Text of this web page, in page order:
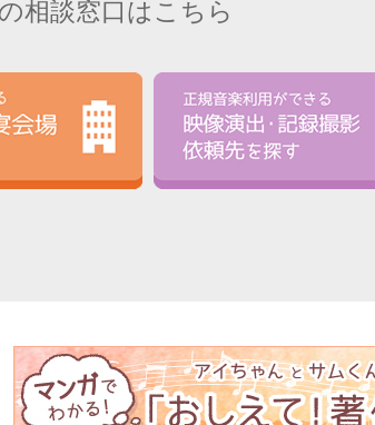
相談窓口はこちら